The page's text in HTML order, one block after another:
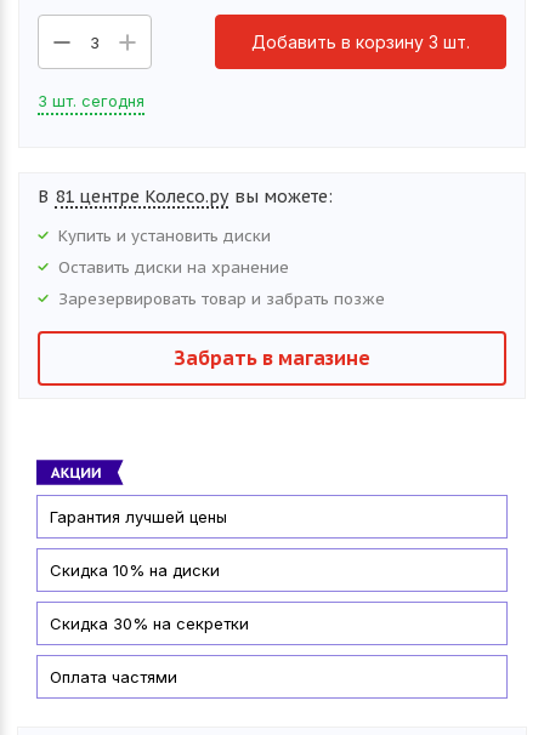
3 Добавить в корзину 3 шт.
3 шт. сегодня
В 81 центре Колесо.ру вы можете:
Купить и установить диски
Оставить диски на хранение
Зарезервировать товар и забрать позже
Забрать в магазине
Гарантия лучшей цены
Скидка 10% на диски
Скидка 30% на секретки
Оплата частями